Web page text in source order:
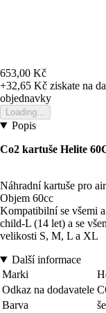
653,00 Kč
+32,65 Kč ziskate na
objednavky
Loading...
Popis
Co2 kartuše Helite
Náhradní kartuše pro
Objem 60cc
Kompatibilní se všemi
child-L (14 let) a se
velikosti S, M, L a XL
Další informace
Marki
Odkaz na dodavatele
Barva